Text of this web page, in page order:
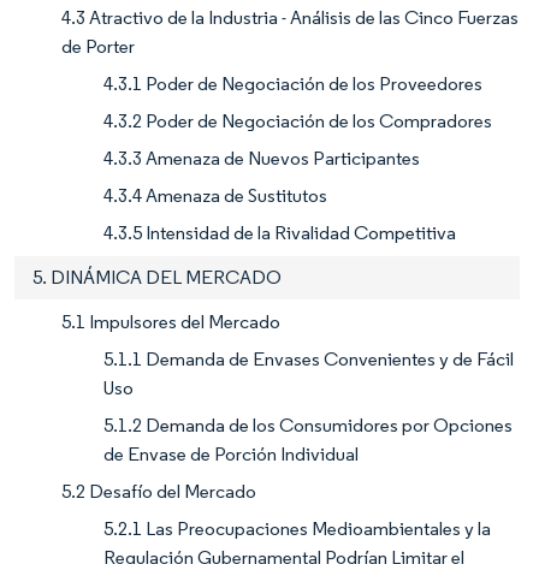
4.3 Atractivo de la Industria - Análisis de las Cinco Fuerzas
de Porter
4.3.1 Poder de Negociación de los Proveedores
4.3.2 Poder de Negociación de los Compradores
4.3.3 Amenaza de Nuevos Participantes
4.3.4 Amenaza de Sustitutos
4.3.5 Intensidad de la Rivalidad Competitiva
5. DINÁMICA DEL MERCADO
5.1 Impulsores del Mercado
5.1.1 Demanda de Envases Convenientes y de Fácil
Uso
5.1.2 Demanda de los Consumidores por Opciones
de Envase de Porción Individual
5.2 Desafío del Mercado
5.2.1 Las Preocupaciones Medioambientales y la
Regulación Gubernamental Podrían Limitar el